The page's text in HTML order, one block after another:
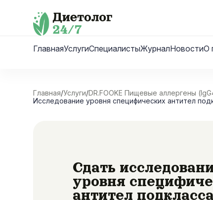
ГлавнаяУслугиСпециалистыЖурналНовостиО
Главная/Услуги/DR.FOOKE Пищевые аллергены
Исследование уровня специфических антител
Сдать
уровня
антител